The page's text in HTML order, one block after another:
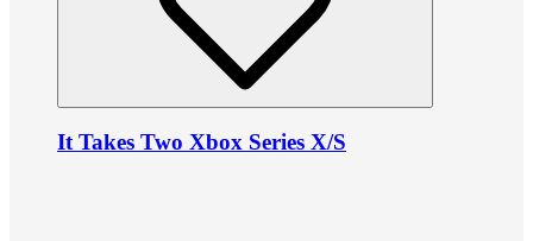
It Takes Two Xbox Series X/S